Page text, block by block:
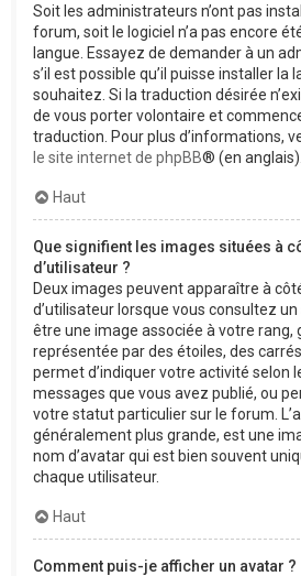
Soit les administrateurs n’ont pas
forum, soit le logiciel n’a pas encore
langue. Essayez de demander à un
s’il est possible qu’il puisse installer la
souhaitez. Si la traduction désirée
de vous porter volontaire et
traduction. Pour plus d’informations,
le site internet de phpBB® (en anglais).
Haut
Que signifient les images situées à
d’utilisateur ?
Deux images peuvent apparaître à
d’utilisateur lorsque vous consultez un
être une image associée à votre rang,
représentée par des étoiles, des
permet d’indiquer votre activité selon
messages que vous avez publié, ou
votre statut particulier sur le forum.
généralement plus grande, est une
nom d’avatar qui est bien souvent
chaque utilisateur.
Haut
Comment puis-je afficher un avatar ?